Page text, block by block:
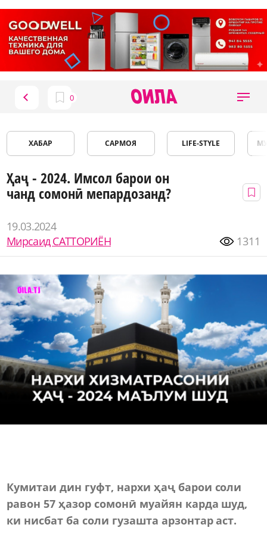
ХАБАР САРМОЯ LIFE-STYLE
Ҳаҷ - 2024. Имсол барои он
чанд сомонӣ мепардозанд?
19.03.2024
Мирсаид САТТОРИЁН
1311
Кумитаи дин гуфт, нархи ҳаҷ барои соли
равон 57 ҳазор сомонӣ муайян карда шуд,
ки нисбат ба соли гузашта арзонтар аст.